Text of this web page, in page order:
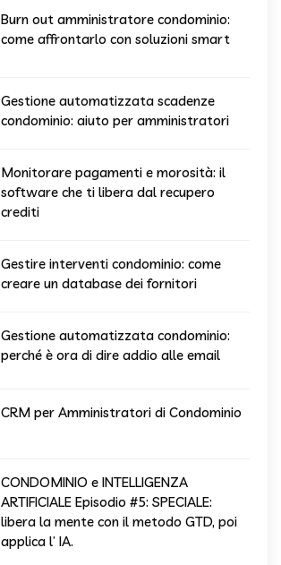
Burn out amministratore condominio:
come affrontarlo con soluzioni smart
Gestione automatizzata scadenze
condominio: aiuto per amministratori
Monitorare pagamenti e morosità: il
software che ti libera dal recupero
crediti
Gestire interventi condominio: come
creare un database dei fornitori
Gestione automatizzata condominio:
perché è ora di dire addio alle email
CRM per Amministratori di Condominio
CONDOMINIO e INTELLIGENZA
ARTIFICIALE Episodio #5: SPECIALE:
libera la mente con il metodo GTD, poi
applica l’ IA.